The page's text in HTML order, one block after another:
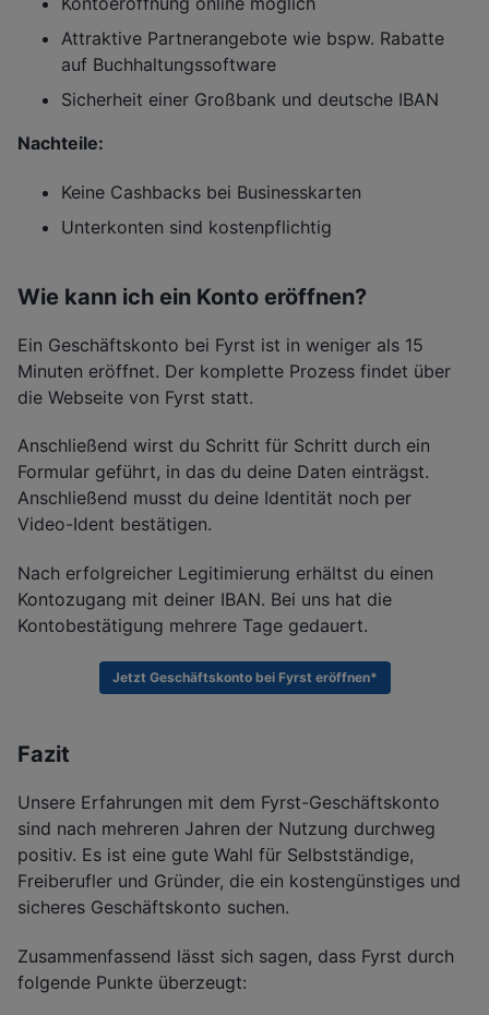
Attraktive Partnerangebote wie bspw. Rabatte
auf Buchhaltungssoftware
Sicherheit einer Großbank und deutsche IBAN
Nachteile:
Keine Cashbacks bei Businesskarten
Unterkonten sind kostenpflichtig
Wie kann ich ein Konto eröffnen?
Ein Geschäftskonto bei Fyrst ist in weniger als 15
Minuten eröffnet. Der komplette Prozess findet über
die Webseite von Fyrst statt.
Anschließend wirst du Schritt für Schritt durch ein
Formular geführt, in das du deine Daten einträgst.
Anschließend musst du deine Identität noch per
Video-Ident bestätigen.
Nach erfolgreicher Legitimierung erhältst du einen
Kontozugang mit deiner IBAN. Bei uns hat die
Kontobestätigung mehrere Tage gedauert.
Jetzt Geschäftskonto bei Fyrst eröffnen*
Fazit
Unsere Erfahrungen mit dem Fyrst-Geschäftskonto
sind nach mehreren Jahren der Nutzung durchweg
positiv. Es ist eine gute Wahl für Selbstständige,
Freiberufler und Gründer, die ein kostengünstiges und
sicheres Geschäftskonto suchen.
Zusammenfassend lässt sich sagen, dass Fyrst durch
folgende Punkte überzeugt: